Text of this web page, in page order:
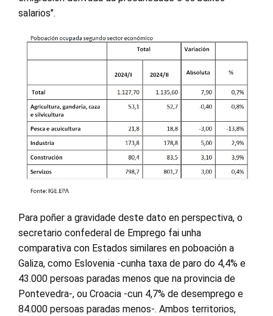
salarios".
Para poñer a gravidade deste dato en perspectiva, o
secretario confederal de Emprego fai unha
comparativa con Estados similares en poboación a
Galiza, como Eslovenia -cunha taxa de paro do 4,4% e
43.000 persoas paradas menos que na provincia de
Pontevedra-, ou Croacia -cun 4,7% de desemprego e
84.000 persoas paradas menos-. Ambos territorios,